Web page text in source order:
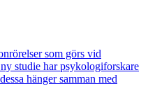
som görs vid
studie har psykologiforskare
hänger samman med